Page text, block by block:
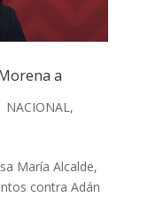
a
NACIONAL ,
María Alcalde,
contra Adán